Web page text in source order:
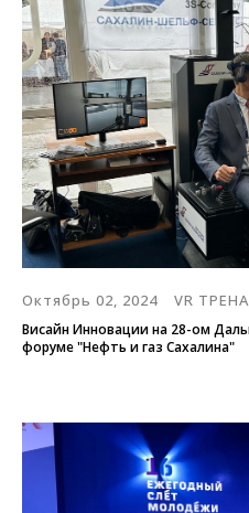
Октябрь 02, 2024 VR
Висайн Инновации на 28-ом
форуме "Нефть и газ Сахалина"